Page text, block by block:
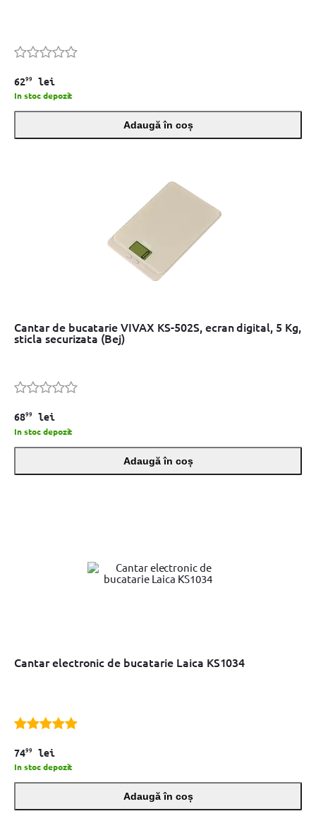
6299 lei
In stoc depozit
Adaugă în coș
Cantar de bucatarie VIVAX KS-502S, ecran digital, 5 Kg,
sticla securizata (Bej)
6899 lei
In stoc depozit
Adaugă în coș
Cantar electronic de bucatarie Laica KS1034
7499 lei
In stoc depozit
Adaugă în coș